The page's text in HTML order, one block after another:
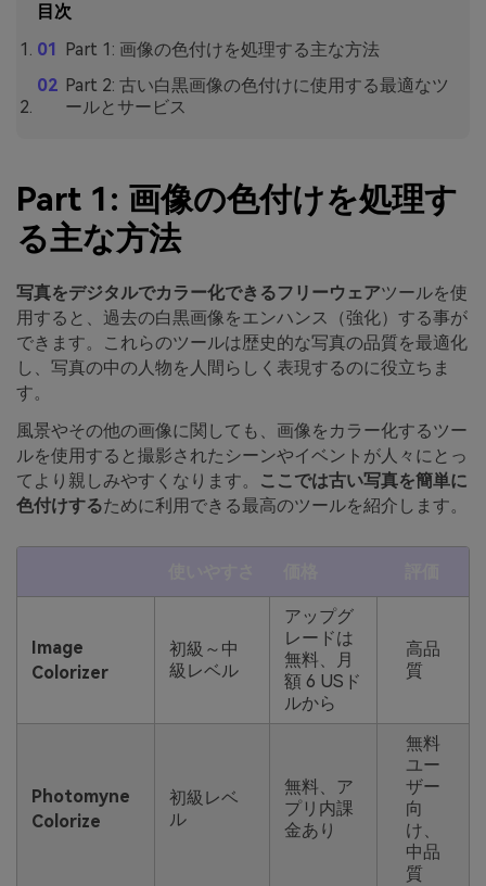
目次
Part 1: 画像の色付けを処理する主な方法
Part 2: 古い白黒画像の色付けに使用する最適なツ
ールとサービス
Part 1: 画像の色付けを処理す
る主な方法
写真をデジタルでカラー化できるフリーウェアツールを使
用すると、過去の白黒画像をエンハンス（強化）する事が
できます。これらのツールは歴史的な写真の品質を最適化
し、写真の中の人物を人間らしく表現するのに役立ちま
す。
風景やその他の画像に関しても、画像をカラー化するツー
ルを使用すると撮影されたシーンやイベントが人々にとっ
てより親しみやすくなります。
ここでは古い写真を簡単に
色付けするために利用できる最高のツールを紹介します。
Image
Colorizer
初級～中
級レベル
アップグ
レードは
無料、月
額 6 USド
ルから
高品
質
Photomyne
Colorize
初級レベ
ル
無料、ア
プリ内課
金あり
無料
ユー
ザー
向
け、
中品
質